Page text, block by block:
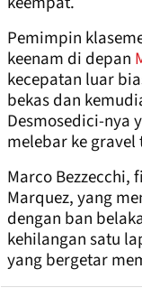
Pemimpin
keenam di depan
kecepatan luar
bekas dan
Desmosedici-nya
melebar ke gravel
Marco Bezzecchi,
Marquez, yang
dengan ban
kehilangan satu
yang bergetar